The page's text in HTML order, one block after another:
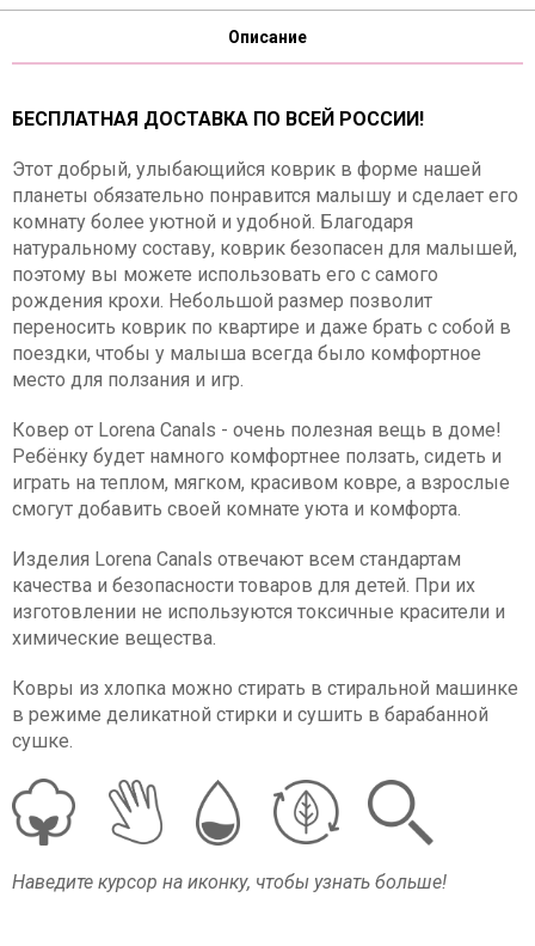
Описание
БЕСПЛАТНАЯ ДОСТАВКА ПО ВСЕЙ РОССИИ!
Этот добрый, улыбающийся коврик в форме нашей
планеты обязательно понравится малышу и сделает его
комнату более уютной и удобной. Благодаря
натуральному составу, коврик безопасен для малышей,
поэтому вы можете использовать его с самого
рождения крохи. Небольшой размер позволит
переносить коврик по квартире и даже брать с собой в
поездки, чтобы у малыша всегда было комфортное
место для ползания и игр.
Ковер от Lorena Canals - очень полезная вещь в доме!
Ребёнку будет намного комфортнее ползать, сидеть и
играть на теплом, мягком, красивом ковре, а взрослые
смогут добавить своей комнате уюта и комфорта.
Изделия Lorena Canals отвечают всем стандартам
качества и безопасности товаров для детей. При их
изготовлении не используются токсичные красители и
химические вещества.
Ковры из хлопка можно стирать в стиральной машинке
в режиме деликатной стирки и сушить в барабанной
сушке.
Наведите курсор на иконку, чтобы узнать больше!